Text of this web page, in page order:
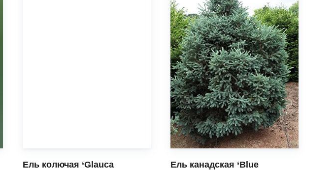
Ель колючая ‘Glauca
Ель канадская ‘Blue